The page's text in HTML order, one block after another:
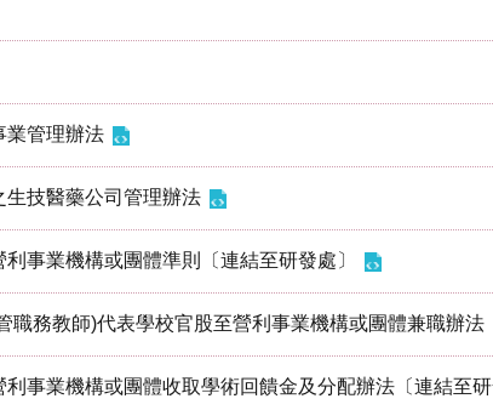
業管理辦法
技醫藥公司管理辦法
事業機構或團體準則〔連結至研發處〕
職務教師)代表學校官股至營利事業機構或團體兼職辦法
事業機構或團體收取學術回饋金及分配辦法〔連結至研